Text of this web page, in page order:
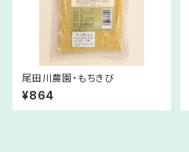
尾田川農園・もちきび
¥864